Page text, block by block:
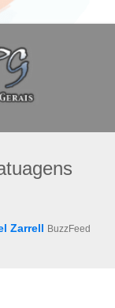
Zarrell BuzzFeed